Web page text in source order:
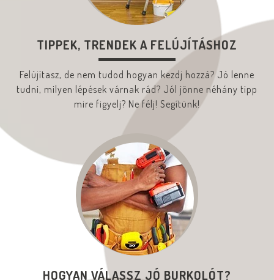
TIPPEK, TRENDEK A FELÚJÍTÁSHOZ
Felújítasz, de nem tudod hogyan kezdj hozzá? Jó lenne
tudni, milyen lépések várnak rád? Jól jönne néhány tipp
mire figyelj? Ne félj! Segítünk!
HOGYAN VÁLASSZ JÓ BURKOLÓT?